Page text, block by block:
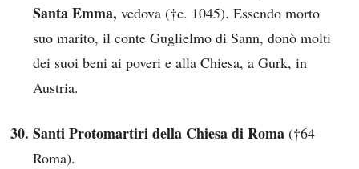
Santa Emma, vedova (†c. 1045). Essendo morto
suo marito, il conte Guglielmo di Sann, donò molti
dei suoi beni ai poveri e alla Chiesa, a Gurk, in
Austria.
Santi Protomartiri della Chiesa di Roma (†64
Roma).